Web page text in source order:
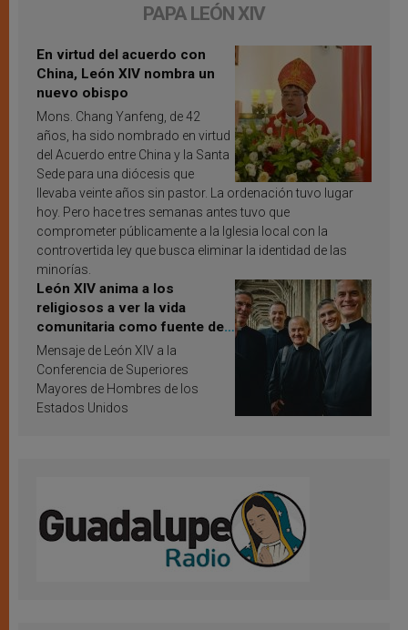
PAPA LEÓN XIV
En virtud del acuerdo con
China, León XIV nombra un
nuevo obispo
Mons. Chang Yanfeng, de 42
años, ha sido nombrado en virtud
del Acuerdo entre China y la Santa
Sede para una diócesis que
llevaba veinte años sin pastor. La ordenación tuvo lugar
hoy. Pero hace tres semanas antes tuvo que
comprometer públicamente a la Iglesia local con la
controvertida ley que busca eliminar la identidad de las
minorías.
León XIV anima a los
religiosos a ver la vida
comunitaria como fuente de
inspiración y santificación
Mensaje de León XIV a la
Conferencia de Superiores
Mayores de Hombres de los
Estados Unidos